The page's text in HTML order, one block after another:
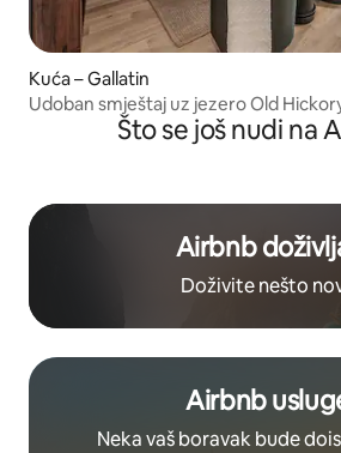
Kuća – Gallatin
Udoban smještaj uz jezero Old
Što se još nudi na
Airbnb
Doživite nešto
Airbnb
Neka vaš boravak bude